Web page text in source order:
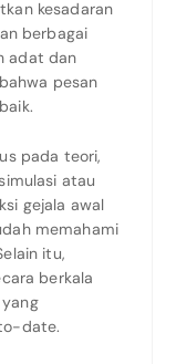
kesadaran
berbagai
adat dan
pesan
pada teori,
atau
gejala awal
memahami
itu,
berkala
date.